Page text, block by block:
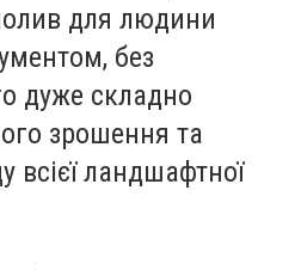
для людини
без
дуже складно
зрошення та
всієї ландшафтної